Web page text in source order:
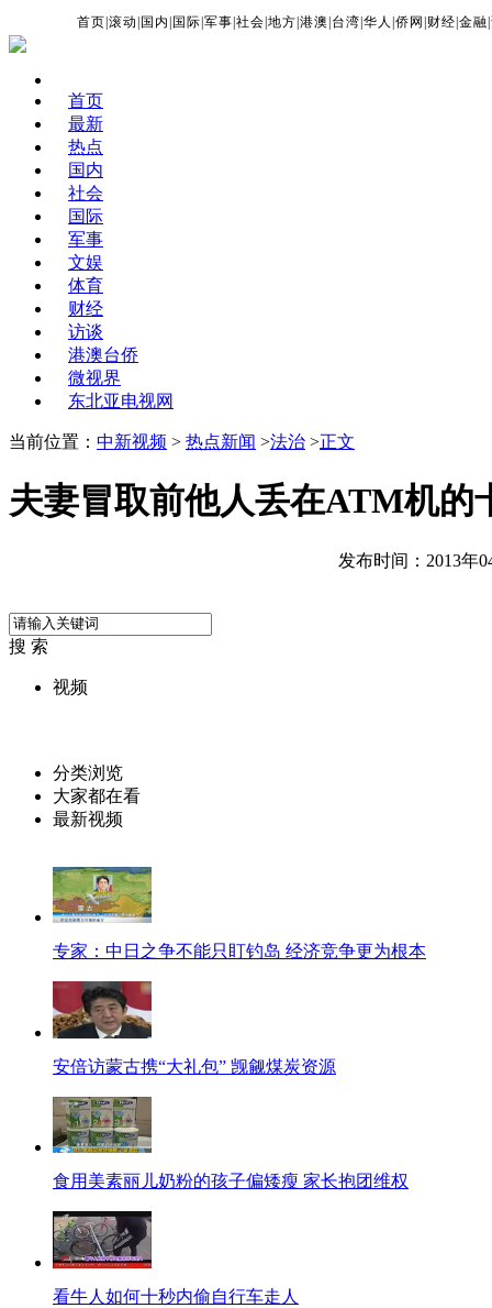
首页 |滚动 国内 国际 |军事 |社会 |地方 |港澳 台湾 |华人 |侨网 财经 |金融 |
首页
最新
热点
国内
社会
国际
军事
文娱
体育
财经
访谈
港澳台侨
微视界
东北亚电视网
当前位置： 中新视频 > 热点新闻 >法治 >正文
夫妻冒取前他人丢在ATM机的
发布时间：2013年
搜 索
视频
分类浏览
大家都在看
最新视频
专家：中日之争不能只盯钓岛 经济竞争更为根本
安倍访蒙古携“大礼包” 觊觎煤炭资源
食用美素丽儿奶粉的孩子偏矮瘦 家长抱团维权
看牛人如何十秒内偷自行车走人